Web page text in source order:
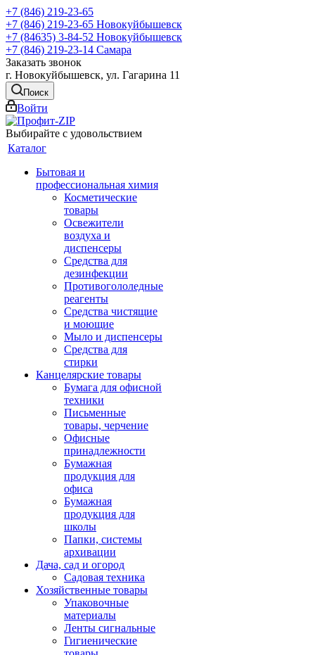
+7 (846) 219-23-65
+7 (846) 219-23-65 Новокуйбышевск
+7 (84635) 3-84-52 Новокуйбышевск
+7 (846) 219-23-14 Самара
Заказать звонок
г. Новокуйбышевск, ул. Гагарина 11
Поиск
Войти
Выбирайте с удовольствием
Каталог
Бытовая и
профессиональная химия
Косметические
товары
Освежители
воздуха и
диспенсеры
Средства для
дезинфекции
Противогололедные
реагенты
Средства чистящие
и моющие
Мыло и диспенсеры
Средства для
стирки
Канцелярские товары
Бумага для офисной
техники
Письменные
товары, черчение
Офисные
принадлежности
Бумажная
продукция для
офиса
Бумажная
продукция для
школы
Папки, системы
архивации
Дача, сад и огород
Садовая техника
Хозяйственные товары
Упаковочные
материалы
Ленты сигнальные
Гигиенические